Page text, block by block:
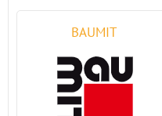
BAUMIT